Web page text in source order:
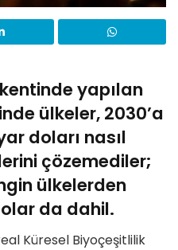
yapılan
ülkeler, 2030’a
doları nasıl
çözemediler;
ülkelerden
da dahil.
Küresel Biyoçeşitlilik